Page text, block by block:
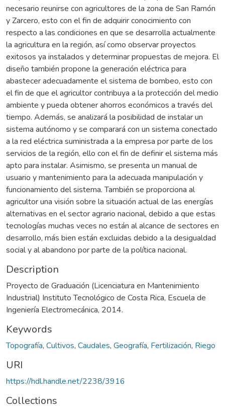
necesario reunirse con agricultores de la zona de San Ramón
y Zarcero, esto con el fin de adquirir conocimiento con
respecto a las condiciones en que se desarrolla actualmente
la agricultura en la región, así como observar proyectos
exitosos ya instalados y determinar propuestas de mejora. El
diseño también propone la generación eléctrica para
abastecer adecuadamente el sistema de bombeo, esto con
el fin de que el agricultor contribuya a la protección del medio
ambiente y pueda obtener ahorros económicos a través del
tiempo. Además, se analizará la posibilidad de instalar un
sistema autónomo y se comparará con un sistema conectado
a la red eléctrica suministrada a la empresa por parte de los
servicios de la región, ello con el fin de definir el sistema más
apto para instalar. Asimismo, se presenta un manual de
usuario y mantenimiento para la adecuada manipulación y
funcionamiento del sistema. También se proporciona al
agricultor una visión sobre la situación actual de las energías
alternativas en el sector agrario nacional, debido a que estas
tecnologías muchas veces no están al alcance de sectores en
desarrollo, más bien están excluidas debido a la desigualdad
social y al abandono por parte de la política nacional.
Description
Proyecto de Graduación (Licenciatura en Mantenimiento
Industrial) Instituto Tecnológico de Costa Rica, Escuela de
Ingeniería Electromecánica, 2014.
Keywords
Topografía, Cultivos, Caudales, Geografía, Fertilización, Riego
URI
https://hdl.handle.net/2238/3916
Collections